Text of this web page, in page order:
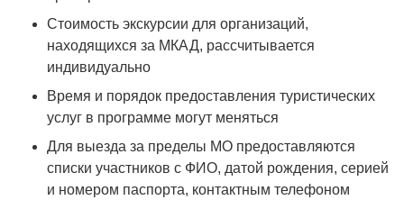
Стоимость экскурсии для организаций,
находящихся за МКАД, рассчитывается
индивидуально
Время и порядок предоставления туристических
услуг в программе могут меняться
Для выезда за пределы МО предоставляются
списки участников с ФИО, датой рождения, серией
и номером паспорта, контактным телефоном